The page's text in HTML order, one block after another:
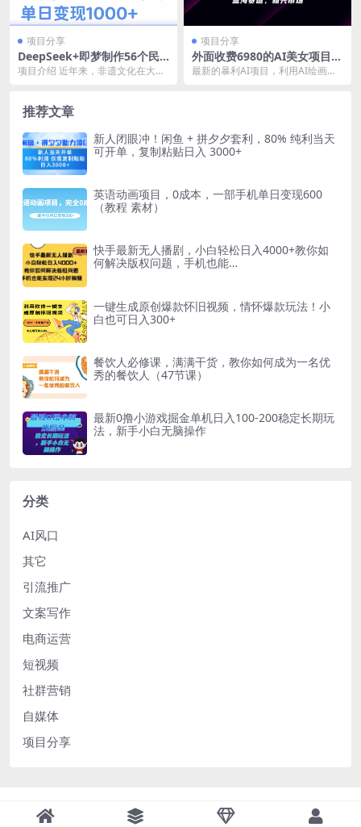
项目分享
DeepSeek+即梦制作56个民
族少女手办，热门项目流量暴
项目介绍 近年来，非遗文化在大众
项目分享
外面收费6980的AI美女项目！
每月躺赚5位数收益（教程+素
最新的暴利AI项目，利用AI绘画工
推荐文章
新人闭眼冲！闲鱼 + 拼夕夕套利，80% 纯利当天
可开单，复制粘贴日入 3000+
英语动画项目，0成本，一部手机单日变现600
（教程 素材）
快手最新无人播剧，小白轻松日入4000+教你如
何解决版权问题，手机也能…
一键生成原创爆款怀旧视频，情怀爆款玩法！小
白也可日入300+
餐饮人必修课，满满干货，教你如何成为一名优
秀的餐饮人（47节课）
最新0撸小游戏掘金单机日入100-200稳定长期玩
法，新手小白无脑操作
分类
AI风口
其它
引流推广
文案写作
电商运营
短视频
社群营销
自媒体
项目分享